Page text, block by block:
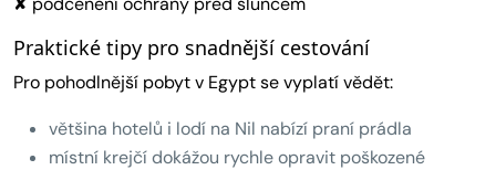
Praktické tipy pro snadnější cestování
Pro pohodlnější pobyt v Egypt se vyplatí vědět:
většina hotelů i lodí na Nil nabízí praní prádla
místní krejčí dokážou rychle opravit poškozené